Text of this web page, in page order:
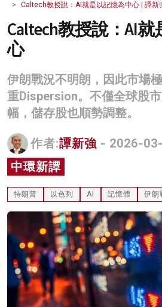
健康
商業
科技
影片
名家榜
灼見活動
Caltech教授說：AI就是以記憶為中心 | 譚新
Caltech教授說：AI
心
伊朗戰況不明朗，因此市場
重Dispersion。不僅全球股
幅，儲存股也順勢調整。
作者:譚新強 - 2026-
中環新譚
特朗普 以色列 AI 記憶體 伊朗